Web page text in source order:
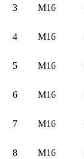
3 М16
4 М16
5 М16
6 М16
7 М16
8 М16